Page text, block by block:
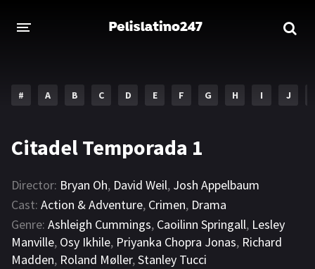
ESTRENOS 2023
Acción Aventura
Comedia Crimen
Drama Familia
DISNEY
# A B C D E F G H I J
Citadel Temporada 1
Director: Bryan Oh, David Weil, Josh Appelbaum
Cast: Action & Adventure, Crimen, Drama
Genre: Ashleigh Cummings, Caoilinn Springall, Lesley
Manville, Osy Ikhile, Priyanka Chopra Jonas, Richard
Madden, Roland Møller,Stanley Tucci